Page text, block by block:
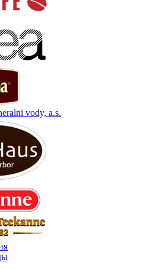
vody, a.s.